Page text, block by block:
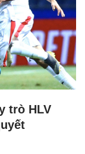
trò HLV